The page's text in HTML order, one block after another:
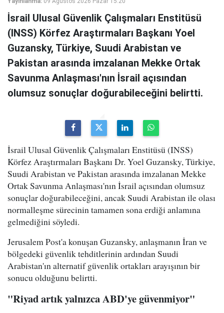
İsrail Ulusal Güvenlik Çalışmaları Enstitüsü
(INSS) Körfez Araştırmaları Başkanı Yoel
Guzansky, Türkiye, Suudi Arabistan ve
Pakistan arasında imzalanan Mekke Ortak
Savunma Anlaşması'nın İsrail açısından
olumsuz sonuçlar doğurabileceğini belirtti.
İsrail Ulusal Güvenlik Çalışmaları Enstitüsü (INSS)
Körfez Araştırmaları Başkanı Dr. Yoel Guzansky, Türkiye,
Suudi Arabistan ve Pakistan arasında imzalanan Mekke
Ortak Savunma Anlaşması'nın İsrail açısından olumsuz
sonuçlar doğurabileceğini, ancak Suudi Arabistan ile olası
normalleşme sürecinin tamamen sona erdiği anlamına
gelmediğini söyledi.
Jerusalem Post'a konuşan Guzansky, anlaşmanın İran ve
bölgedeki güvenlik tehditlerinin ardından Suudi
Arabistan'ın alternatif güvenlik ortakları arayışının bir
sonucu olduğunu belirtti.
"Riyad artık yalnızca ABD'ye güvenmiyor"